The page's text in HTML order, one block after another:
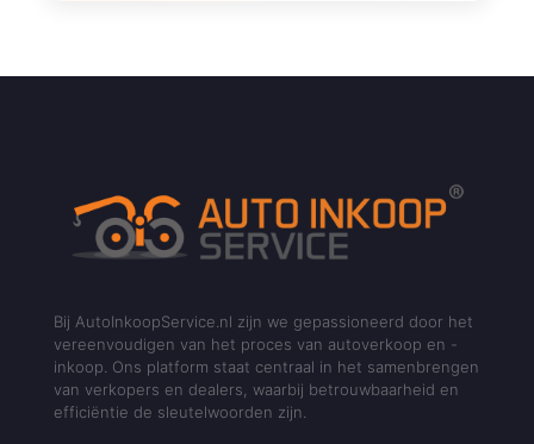
Bij AutoInkoopService.nl zijn we gepassioneerd door het
vereenvoudigen van het proces van autoverkoop en -
inkoop. Ons platform staat centraal in het samenbrengen
van verkopers en dealers, waarbij betrouwbaarheid en
efficiëntie de sleutelwoorden zijn.